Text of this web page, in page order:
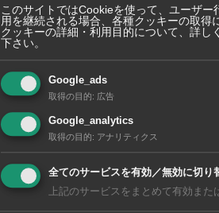
あずま（
このサイトではCookieを使って、ユーザ
用を継続される場合、各種クッキーの取得
クッキーの詳細・利用目的について、詳し
下さい。
Google_ads
取得の目的: 広告
Google_analytics
取得の目的: アナリティクス
全てのサービスを有効／無効に切り
上記のサービスをまとめて有効また